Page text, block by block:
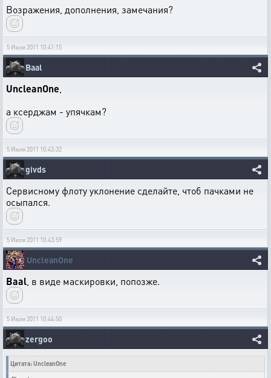
Возражения, дополнения, замечания?
5 Июля 2011 10:41:15
Baal
UncleanOne
а ксерджам - упячкам?
5 Июля 2011 10:43:32
givds
Сервисному флоту уклонение сделайте, чтоб пачками не
осыпался.
5 Июля 2011 10:43:59
UncleanOne
Baal , в виде маскировки, попозже.
5 Июля 2011 10:44:50
zergoo
Цитата: UncleanOne